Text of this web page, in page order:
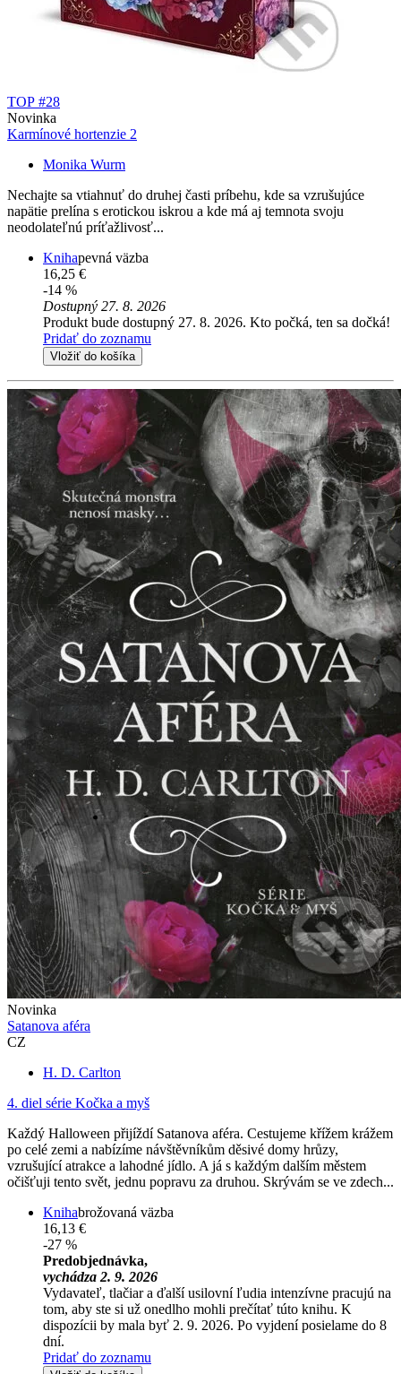
TOP #28
Novinka
Karmínové hortenzie 2
Monika Wurm
Nechajte sa vtiahnuť do druhej časti príbehu, kde sa vzrušujúce
napätie prelína s erotickou iskrou a kde má aj temnota svoju
neodolateľnú príťažlivosť...
Knihapevná väzba
16,25 €
-14 %
Dostupný 27. 8. 2026
Produkt bude dostupný 27. 8. 2026. Kto počká, ten sa dočká!
Pridať do zoznamu
Vložiť do košíka
Novinka
Satanova aféra
CZ
H. D. Carlton
4. diel série Kočka a myš
Každý Halloween přijíždí Satanova aféra. Cestujeme křížem krážem
po celé zemi a nabízíme návštěvníkům děsivé domy hrůzy,
vzrušující atrakce a lahodné jídlo. A já s každým dalším městem
očišťuji tento svět, jednu popravu za druhou. Skrývám se ve zdech...
Knihabrožovaná väzba
16,13 €
-27 %
Predobjednávka,
vychádza 2. 9. 2026
Vydavateľ, tlačiar a ďalší usilovní ľudia intenzívne pracujú na
tom, aby ste si už onedlho mohli prečítať túto knihu. K
dispozícii by mala byť 2. 9. 2026. Po vyjdení posielame do 8
dní.
Pridať do zoznamu